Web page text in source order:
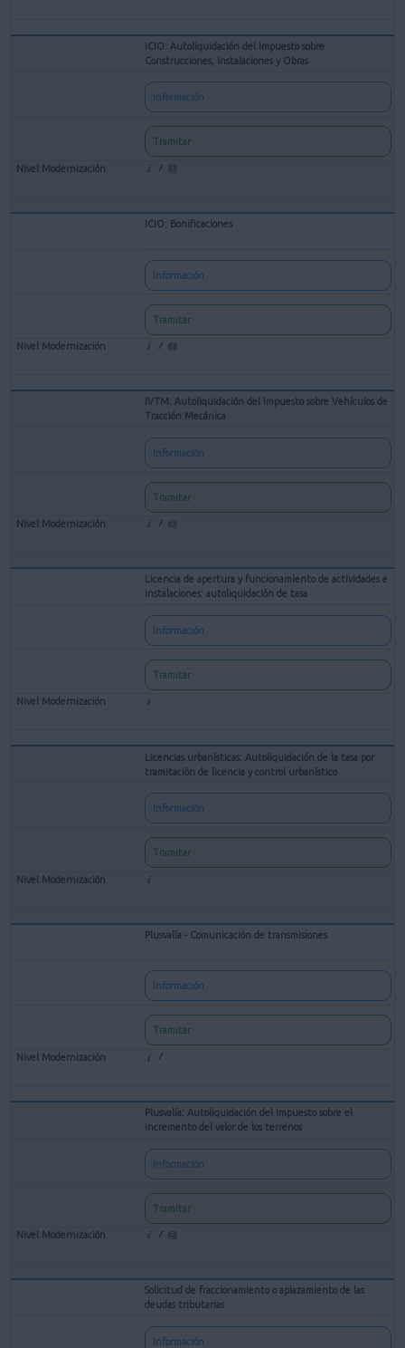
ICIO: Autoliquidación del Impuesto sobre
Construcciones, Instalaciones y Obras
Información
Tramitar
ICIO: Bonificaciones
Información
Tramitar
IVTM: Autoliquidación del Impuesto sobre Vehículos de
Tracción Mecánica
Información
Tramitar
Licencia de apertura y funcionamiento de actividades e
instalaciones: autoliquidación de tasa
Información
Tramitar
Licencias urbanísticas: Autoliquidación de la tasa por
tramitación de licencia y control urbanístico
Información
Tramitar
Plusvalía - Comunicación de transmisiones
Información
Tramitar
Plusvalía: Autoliquidación del Impuesto sobre el
incremento del valor de los terrenos
Información
Tramitar
Solicitud de fraccionamiento o aplazamiento de las
deudas tributarias
Información